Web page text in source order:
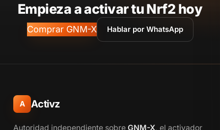
Empieza a activar tu Nrf2 hoy
Comprar GNM-X Hablar por WhatsApp
A Activz
Autoridad independiente sobre GNM-X, el activador